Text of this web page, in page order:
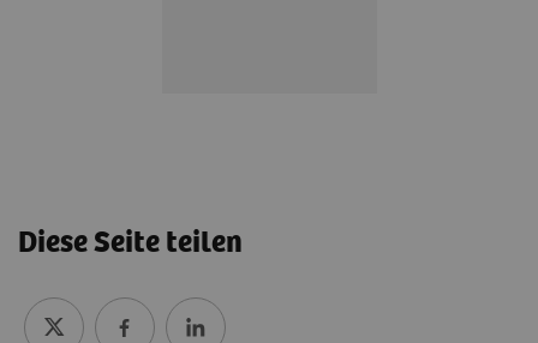
Diese Seite teilen